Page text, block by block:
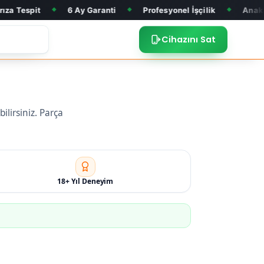
6 Ay Garanti ◆ Profesyonel İşçilik ◆ Anakart Tamiri ◆
Cihazını Sat
Parça
18+ Yıl Deneyim